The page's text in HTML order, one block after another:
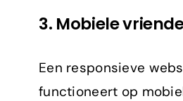
3. Mobiele
Een responsieve
functioneert op